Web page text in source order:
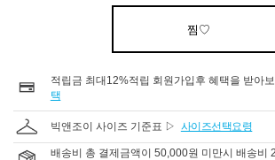
찜♡
적립금 최대12%적립 회원가입후 혜택을 받아
택
빅앤조이 사이즈 기준표 ▷ 사이즈선택요령
배송비 총 결제금액이 50,000원 미만시 배송비